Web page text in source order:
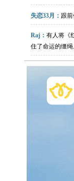
失恋33月： 跟
Raj： 有人将《
住了命运的缰绳